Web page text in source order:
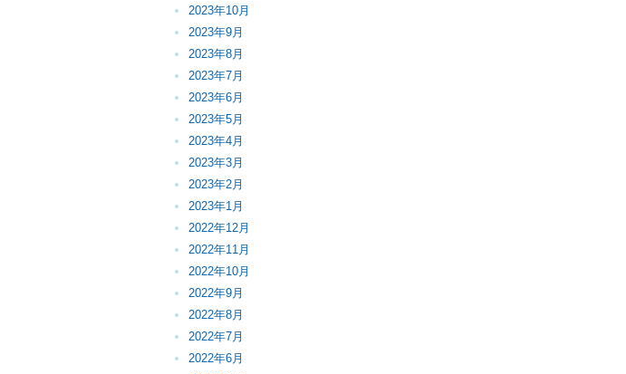
2023年10月
2023年9月
2023年8月
2023年7月
2023年6月
2023年5月
2023年4月
2023年3月
2023年2月
2023年1月
2022年12月
2022年11月
2022年10月
2022年9月
2022年8月
2022年7月
2022年6月